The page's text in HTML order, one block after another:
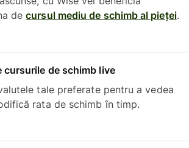
decursul mediu de schimb al pieței.
cursurile de schimb live
tale preferate pentru a vedea
rata de schimb în timp.